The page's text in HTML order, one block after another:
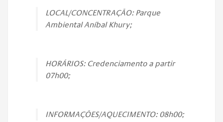
LOCAL/CONCENTRAÇÃO: Parque
Ambiental Aníbal Khury;
HORÁRIOS: Credenciamento a partir
07h00;
INFORMAÇÕES/AQUECIMENTO: 08h00;